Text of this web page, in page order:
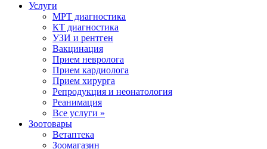
Услуги
МРТ диагностика
КТ диагностика
УЗИ и рентген
Вакцинация
Прием невролога
Прием кардиолога
Прием хирурга
Репродукция и неонатология
Реанимация
Все услуги »
Зоотовары
Ветаптека
Зоомагазин